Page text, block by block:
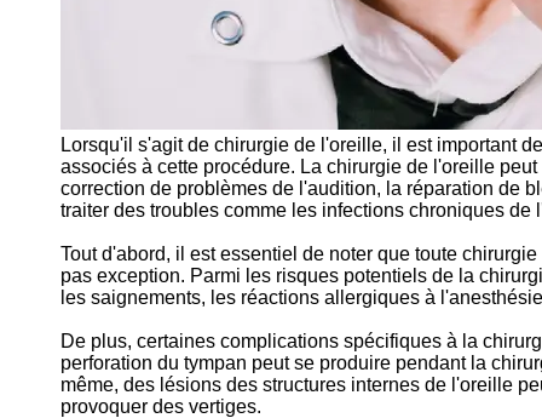
Lorsqu'il s'agit de chirurgie de l'oreille, il est important
associés à cette procédure. La chirurgie de l'oreille
correction de problèmes de l'audition, la réparation de
traiter des troubles comme les infections chroniques de
Tout d'abord, il est essentiel de noter que toute
pas exception. Parmi les risques potentiels de la
les saignements, les réactions allergiques à
De plus, certaines complications spécifiques à la
perforation du tympan peut se produire pendant la
même, des lésions des structures internes de l'oreille
provoquer des vertiges.